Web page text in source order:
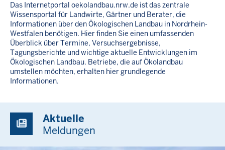
Das Internetportal oekolandbau.nrw.de ist das zentrale
Wissensportal für Landwirte, Gärtner und Berater, die
Informationen über den Ökologischen Landbau in Nordrhein-
Westfalen benötigen. Hier finden Sie einen umfassenden
Überblick über Termine, Versuchsergebnisse,
Tagungsberichte und wichtige aktuelle Entwicklungen im
Ökologischen Landbau. Betriebe, die auf Ökolandbau
umstellen möchten, erhalten hier grundlegende
Informationen.
Aktuelle
Meldungen